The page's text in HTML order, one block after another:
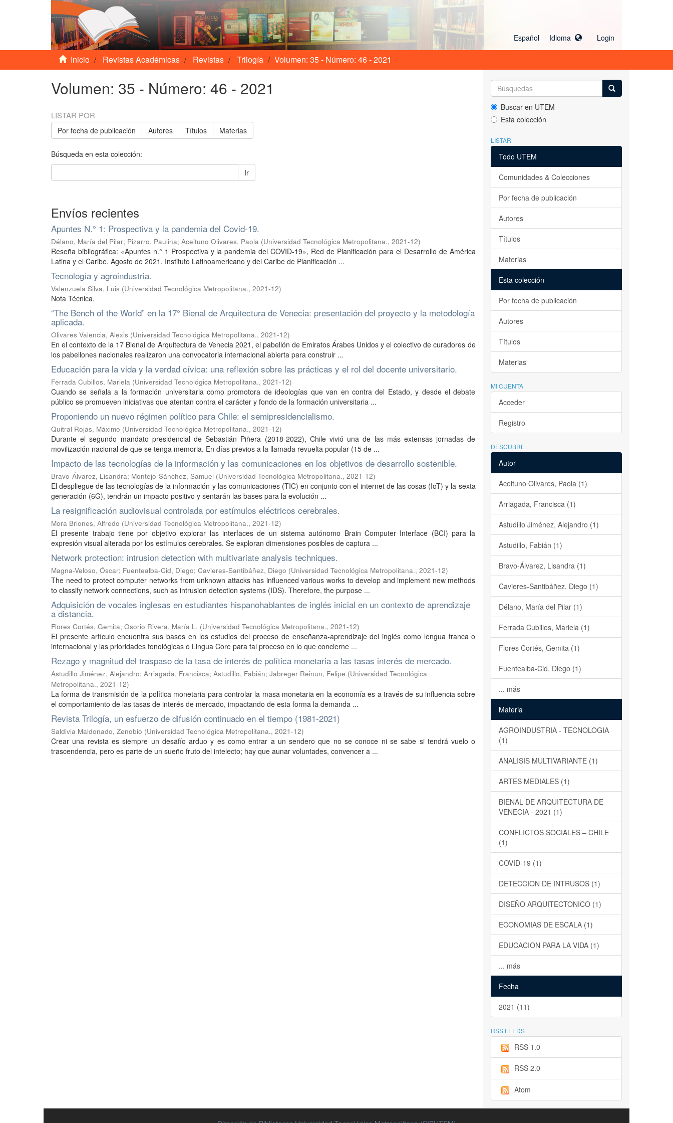
Español Idioma Login
Inicio Revistas Académicas Revistas Trilogía Volumen: 35 - Número: 46 - 2021
Volumen: 35 - Número: 46 - 2021
LISTAR POR
Por fecha de publicación Autores Títulos Materias
Búsqueda en esta colección:
Ir
Envíos recientes
Apuntes N.° 1: Prospectiva y la pandemia del Covid-19.
Délano, María del Pilar; Pizarro, Paulina; Aceituno Olivares, Paola (Universidad Tecnológica Metropolitana., 2021-12)
Reseña bibliográfica: «Apuntes n.° 1 Prospectiva y la pandemia del COVID-19», Red de Planificación para el Desarrollo de América
Latina y el Caribe. Agosto de 2021. Instituto Latinoamericano y del Caribe de Planificación ...
Tecnología y agroindustria.
Valenzuela Silva, Luis (Universidad Tecnológica Metropolitana., 2021-12)
Nota Técnica.
“The Bench of the World” en la 17° Bienal de Arquitectura de Venecia: presentación del proyecto y la metodología
aplicada.
Olivares Valencia, Alexis (Universidad Tecnológica Metropolitana., 2021-12)
En el contexto de la 17 Bienal de Arquitectura de Venecia 2021, el pabellón de Emiratos Árabes Unidos y el colectivo de curadores de
los pabellones nacionales realizaron una convocatoria internacional abierta para construir ...
Educación para la vida y la verdad cívica: una reflexión sobre las prácticas y el rol del docente universitario.
Ferrada Cubillos, Mariela (Universidad Tecnológica Metropolitana., 2021-12)
Cuando se señala a la formación universitaria como promotora de ideologías que van en contra del Estado, y desde el debate
público se promueven iniciativas que atentan contra el carácter y fondo de la formación universitaria ...
Proponiendo un nuevo régimen político para Chile: el semipresidencialismo.
Quitral Rojas, Máximo (Universidad Tecnológica Metropolitana., 2021-12)
Durante el segundo mandato presidencial de Sebastián Piñera (2018-2022), Chile vivió una de las más extensas jornadas de
movilización nacional de que se tenga memoria. En días previos a la llamada revuelta popular (15 de ...
Impacto de las tecnologías de la información y las comunicaciones en los objetivos de desarrollo sostenible.
Bravo-Álvarez, Lisandra; Montejo-Sánchez, Samuel (Universidad Tecnológica Metropolitana., 2021-12)
El despliegue de las tecnologías de la información y las comunicaciones (TIC) en conjunto con el internet de las cosas (IoT) y la sexta
generación (6G), tendrán un impacto positivo y sentarán las bases para la evolución ...
La resignificación audiovisual controlada por estímulos eléctricos cerebrales.
Mora Briones, Alfredo (Universidad Tecnológica Metropolitana., 2021-12)
El presente trabajo tiene por objetivo explorar las interfaces de un sistema autónomo Brain Computer Interface (BCI) para la
expresión visual alterada por los estímulos cerebrales. Se exploran dimensiones posibles de captura ...
Network protection: intrusion detection with multivariate analysis techniques.
Magna-Veloso, Óscar; Fuentealba-Cid, Diego; Cavieres-Santibáñez, Diego (Universidad Tecnológica Metropolitana., 2021-12)
The need to protect computer networks from unknown attacks has influenced various works to develop and implement new methods
to classify network connections, such as intrusion detection systems (IDS). Therefore, the purpose ...
Adquisición de vocales inglesas en estudiantes hispanohablantes de inglés inicial en un contexto de aprendizaje
a distancia.
Flores Cortés, Gemita; Osorio Rivera, María L. (Universidad Tecnológica Metropolitana., 2021-12)
El presente artículo encuentra sus bases en los estudios del proceso de enseñanza-aprendizaje del inglés como lengua franca o
internacional y las prioridades fonológicas o Lingua Core para tal proceso en lo que concierne ...
Rezago y magnitud del traspaso de la tasa de interés de política monetaria a las tasas interés de mercado.
Astudillo Jiménez, Alejandro; Arriagada, Francisca; Astudillo, Fabián; Jabreger Reinun, Felipe (Universidad Tecnológica
Metropolitana., 2021-12)
La forma de transmisión de la política monetaria para controlar la masa monetaria en la economía es a través de su influencia sobre
el comportamiento de las tasas de interés de mercado, impactando de esta forma la demanda ...
Revista Trilogía, un esfuerzo de difusión continuado en el tiempo (1981-2021)
Saldivia Maldonado, Zenobio (Universidad Tecnológica Metropolitana., 2021-12)
Crear una revista es siempre un desafío arduo y es como entrar a un sendero que no se conoce ni se sabe si tendrá vuelo o
trascendencia, pero es parte de un sueño fruto del intelecto; hay que aunar voluntades, convencer a ...
Buscar en UTEM
Esta colección
LISTAR
Todo UTEM
Comunidades & Colecciones
Por fecha de publicación
Autores
Títulos
Materias
Esta colección
Por fecha de publicación
Autores
Títulos
Materias
MI CUENTA
Acceder
Registro
DESCUBRE
Autor
Aceituno Olivares, Paola (1)
Arriagada, Francisca (1)
Astudillo Jiménez, Alejandro (1)
Astudillo, Fabián (1)
Bravo-Álvarez, Lisandra (1)
Cavieres-Santibáñez, Diego (1)
Délano, María del Pilar (1)
Ferrada Cubillos, Mariela (1)
Flores Cortés, Gemita (1)
Fuentealba-Cid, Diego (1)
... más
Materia
AGROINDUSTRIA - TECNOLOGIA
(1)
ANALISIS MULTIVARIANTE (1)
ARTES MEDIALES (1)
BIENAL DE ARQUITECTURA DE
VENECIA - 2021 (1)
CONFLICTOS SOCIALES – CHILE
(1)
COVID-19 (1)
DETECCION DE INTRUSOS (1)
DISEÑO ARQUITECTONICO (1)
ECONOMIAS DE ESCALA (1)
EDUCACION PARA LA VIDA (1)
... más
Fecha
2021 (11)
RSS FEEDS
RSS 1.0
RSS 2.0
Atom